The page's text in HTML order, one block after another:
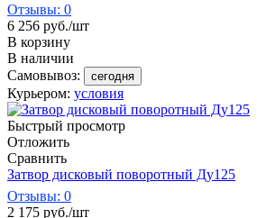
Отзывы: 0
6 256 руб./шт
В корзину
В наличии
Самовывоз:
сегодня
Курьером: условия
Быстрый просмотр
Отложить
Сравнить
Затвор дисковый поворотный Ду125
Отзывы: 0
2 175 руб./шт